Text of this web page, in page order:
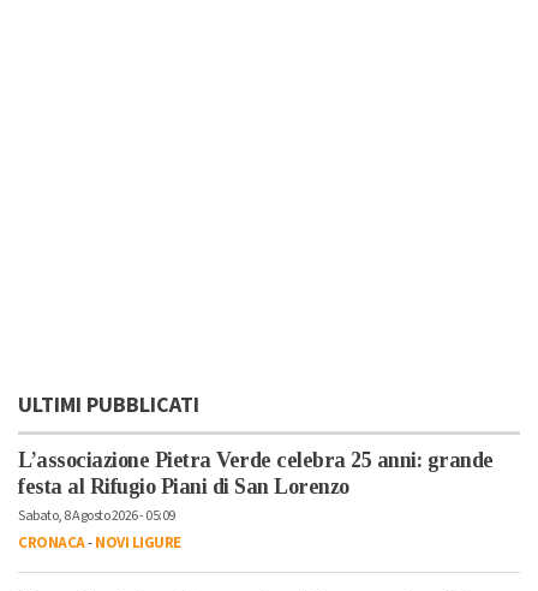
ULTIMI PUBBLICATI
L’associazione Pietra Verde celebra 25 anni: grande
festa al Rifugio Piani di San Lorenzo
Sabato, 8 Agosto 2026 - 05:09
CRONACA-NOVI LIGURE